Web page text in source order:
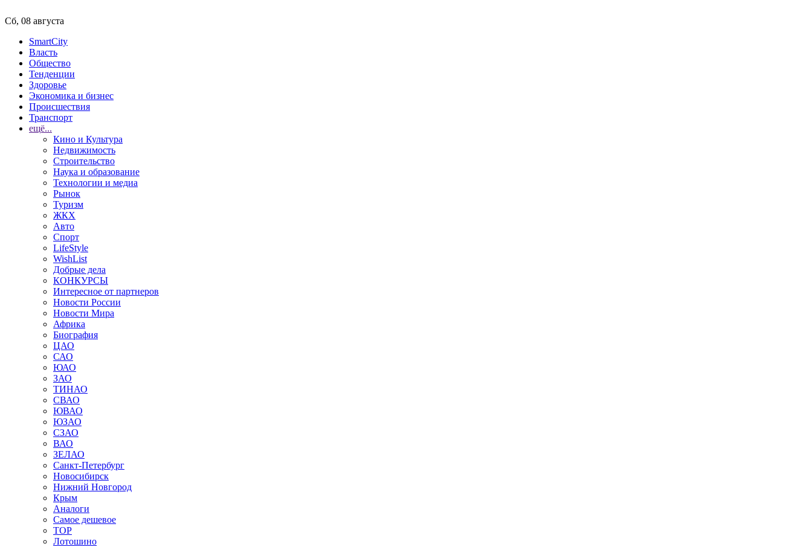
Сб, 08 августа
SmartCity
Власть
Общество
Тенденции
Здоровье
Экономика и бизнес
Происшествия
Транспорт
ещё...
Кино и Культура
Недвижимость
Строительство
Наука и образование
Технологии и медиа
Рынок
Туризм
ЖКХ
Авто
Спорт
LifeStyle
WishList
Добрые дела
КОНКУРСЫ
Интересное от партнеров
Новости России
Новости Мира
Африка
Биография
ЦАО
САО
ЮАО
ЗАО
ТИНАО
СВАО
ЮВАО
ЮЗАО
СЗАО
ВАО
ЗЕЛАО
Санкт-Петербург
Новосибирск
Нижний Новгород
Крым
Аналоги
Самое дешевое
TOP
Лотошино